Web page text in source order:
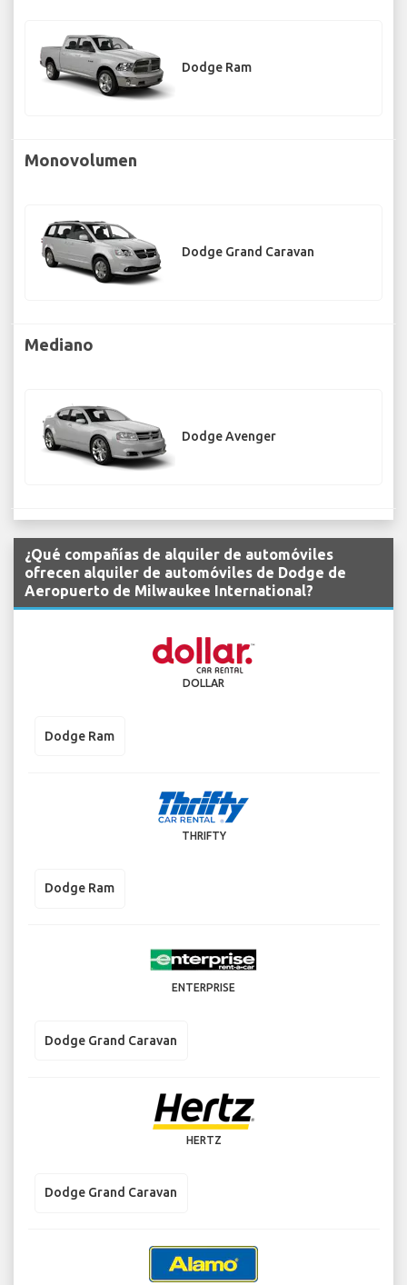
Dodge Ram
Monovolumen
Dodge Grand Caravan
Mediano
Dodge Avenger
¿Qué compañías de alquiler de automóviles
ofrecen alquiler de automóviles de Dodge de
Aeropuerto de Milwaukee International?
DOLLAR
Dodge Ram
THRIFTY
Dodge Ram
ENTERPRISE
Dodge Grand Caravan
HERTZ
Dodge Grand Caravan